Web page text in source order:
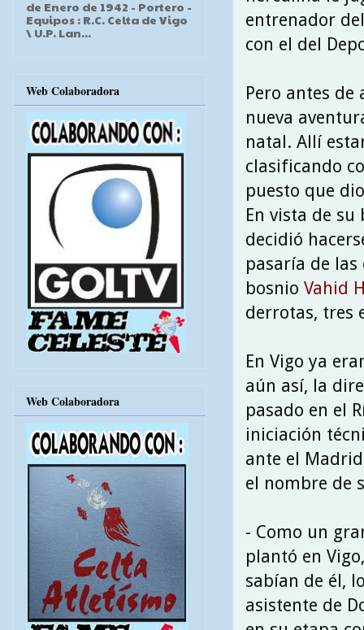
entrenador
con el del
Pero antes
nueva
natal. Allí
clasificando
puesto que
En vista de
decidió
pasaría de
bosnio Vahid
derrotas, tres
En Vigo ya
aún así, la
pasado en el
iniciación
ante el
el nombre de
- Como un
plantó en
sabían de él,
asistente de
de Enero de 1942 - Portero -
Equipos : R.C. Celta de Vigo
\ U.P. Lan...
Web Colaboradora
Web Colaboradora